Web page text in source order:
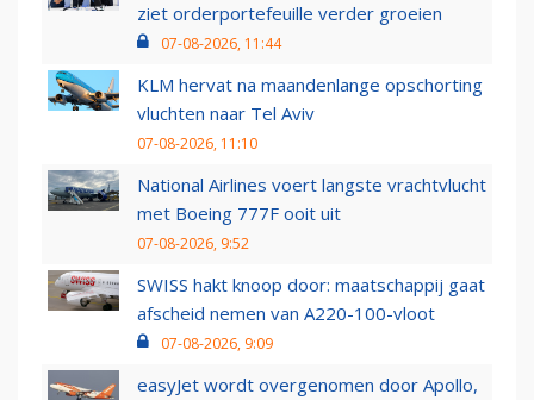
ziet orderportefeuille verder groeien
07-08-2026, 11:44
KLM hervat na maandenlange opschorting
vluchten naar Tel Aviv
07-08-2026, 11:10
National Airlines voert langste vrachtvlucht
met Boeing 777F ooit uit
07-08-2026, 9:52
SWISS hakt knoop door: maatschappij gaat
afscheid nemen van A220-100-vloot
07-08-2026, 9:09
easyJet wordt overgenomen door Apollo,